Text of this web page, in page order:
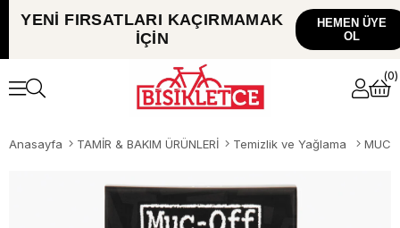
YENİ FIRSATLARI KAÇIRMAMAK
İÇİN
HEMEN ÜYE
OL
0
Anasayfa TAMİR & BAKIM ÜRÜNLERİ Temizlik ve Yağlama MUC-